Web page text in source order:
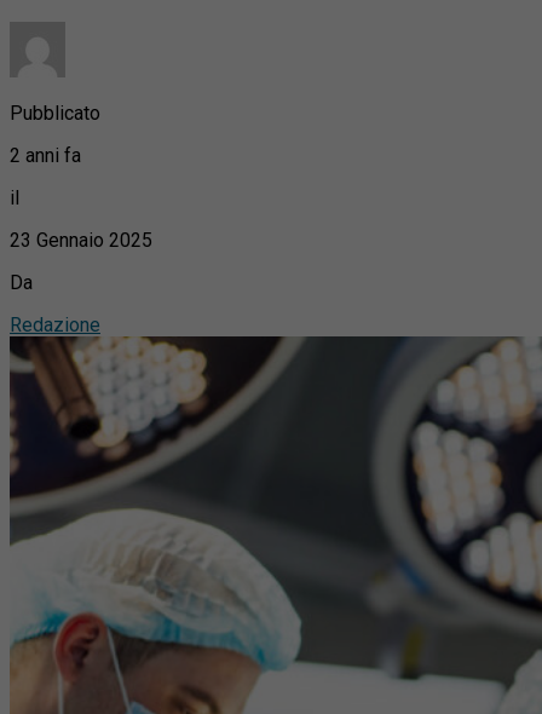
Pubblicato
2 anni fa
il
23 Gennaio 2025
Da
Redazione